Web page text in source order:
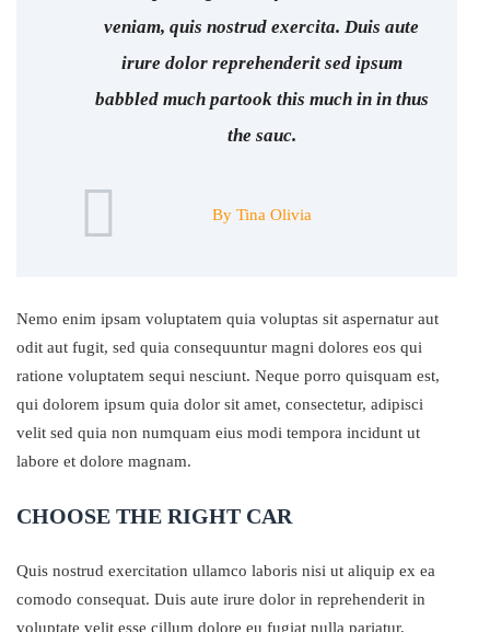
veniam, quis nostrud exercita. Duis aute
irure dolor reprehenderit sed ipsum
babbled much partook this much in in thus
the sauc.
By Tina Olivia
Nemo enim ipsam voluptatem quia voluptas sit aspernatur aut
odit aut fugit, sed quia consequuntur magni dolores eos qui
ratione voluptatem sequi nesciunt. Neque porro quisquam est,
qui dolorem ipsum quia dolor sit amet, consectetur, adipisci
velit sed quia non numquam eius modi tempora incidunt ut
labore et dolore magnam.
CHOOSE THE RIGHT CAR
Quis nostrud exercitation ullamco laboris nisi ut aliquip ex ea
comodo consequat. Duis aute irure dolor in reprehenderit in
voluptate velit esse cillum dolore eu fugiat nulla pariatur.